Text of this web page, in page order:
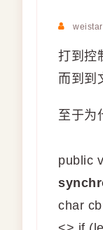
打到控
而到到
至于为
public
char